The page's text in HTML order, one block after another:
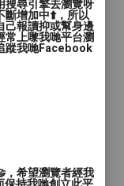
師範
搜尋引擎去瀏覽呀
斷增加中⬆️，所以
己報讀抑或幫身邊
常上嚟我哋平台瀏
蹤我哋Facebook
，希望瀏覽者經我